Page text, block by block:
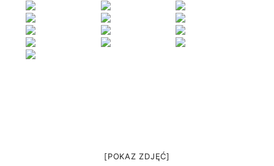
[POKAZ ZDJĘĆ]